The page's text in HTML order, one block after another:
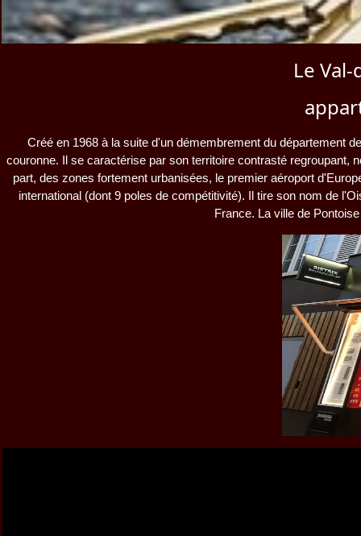
Le
Créé en 1968 à la suite d'un démembrement du département
couronne. Il se caractérise par son territoire contrasté regroupant,
part, des zones fortement urbanisées, le premier aéroport
international (dont 9 poles de compétitivité). Il tire son nom de
France. La ville de